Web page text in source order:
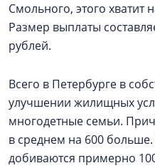
Смольного, этого
Размер выплаты
рублей.
Всего в Петербурге в
улучшении жилищных
многодетные семьи.
в среднем на 600
добиваются примерно